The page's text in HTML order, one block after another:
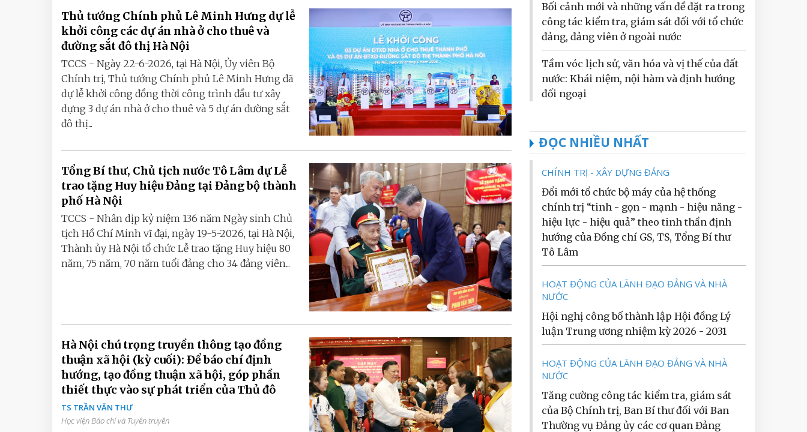
Thủ tướng Chính phủ Lê Minh Hưng dự lễ
khởi công các dự án nhà ở cho thuê và
đường sắt đô thị Hà Nội
TCCS - Ngày 22-6-2026, tại Hà Nội, Ủy viên Bộ
Chính trị, Thủ tướng Chính phủ Lê Minh Hưng đã
dự lễ khởi công đồng thời công trình đầu tư xây
dựng 3 dự án nhà ở cho thuê và 5 dự án đường sắt
đô thị...
Tổng Bí thư, Chủ tịch nước Tô Lâm dự Lễ
trao tặng Huy hiệu Đảng tại Đảng bộ thành
phố Hà Nội
TCCS - Nhân dịp kỷ niệm 136 năm Ngày sinh Chủ
tịch Hồ Chí Minh vĩ đại, ngày 19-5-2026, tại Hà Nội,
Thành ủy Hà Nội tổ chức Lễ trao tặng Huy hiệu 80
năm, 75 năm, 70 năm tuổi đảng cho 34 đảng viên...
Hà Nội chú trọng truyền thông tạo đồng
thuận xã hội (kỳ cuối): Để báo chí định
hướng, tạo đồng thuận xã hội, góp phần
thiết thực vào sự phát triển của Thủ đô
TS TRẦN VĂN THƯ
Học viện Báo chí và Tuyên truyền
Bối cảnh mới và những vấn đề đặt ra trong
công tác kiểm tra, giám sát đối với tổ chức
đảng, đảng viên ở ngoài nước
Tầm vóc lịch sử, văn hóa và vị thế của đất
nước: Khái niệm, nội hàm và định hướng
đối ngoại
ĐỌC NHIỀU NHẤT
CHÍNH TRỊ - XÂY DỰNG ĐẢNG
Đổi mới tổ chức bộ máy của hệ thống
chính trị “tinh - gọn - mạnh - hiệu năng -
hiệu lực - hiệu quả” theo tinh thần định
hướng của Đồng chí GS, TS, Tổng Bí thư
Tô Lâm
HOẠT ĐỘNG CỦA LÃNH ĐẠO ĐẢNG VÀ NHÀ
NƯỚC
Hội nghị công bố thành lập Hội đồng Lý
luận Trung ương nhiệm kỳ 2026 - 2031
HOẠT ĐỘNG CỦA LÃNH ĐẠO ĐẢNG VÀ NHÀ
NƯỚC
Tăng cường công tác kiểm tra, giám sát
của Bộ Chính trị, Ban Bí thư đối với Ban
Thường vụ Đảng ủy các cơ quan Đảng